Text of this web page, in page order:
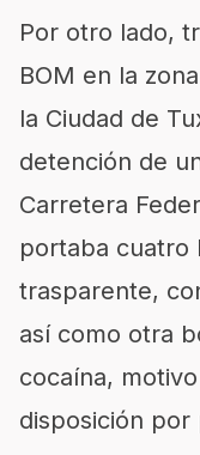
Por otro lado,
BOM en la
la Ciudad de
detención de
Carretera
portaba cuatro
trasparente,
así como otra
cocaína,
disposición por